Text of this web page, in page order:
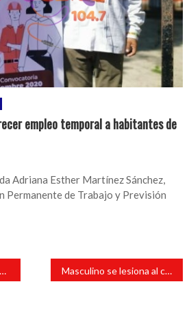
empleo temporal a habitantes de
Adriana Esther Martínez Sánchez,
Permanente de Trabajo y Previsión
Masculino se lesiona al caer de una camioneta en movimiento sobre la carretera SAT-Santiago